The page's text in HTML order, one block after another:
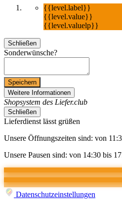
{{level.label}}
{{level.value}}
{{level.valuelp}}
Schließen
Sonderwünsche?
Speichern
Weitere Informationen
Shopsystem des Liefer.club
Schließen
Lieferdienst lässt grüßen
Unsere Öffnungszeiten sind: von
Unsere Pausen sind: von 14:30 bis
Datenschutzeinstellungen